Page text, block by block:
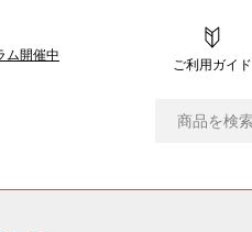
ム開催中
ご利用ガイド